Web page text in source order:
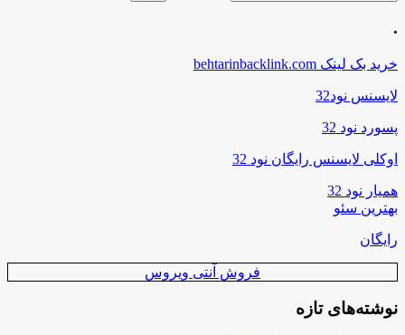
.
خرید بک لینک behtarinbacklink.com
لایسنس نود32
پسورد نود 32
اوکلی لایسنس رایگان نود 32
همیار نود 32
بهترین سئو
رایگان
فروش آنتی ویروس
نوشته‌های تازه